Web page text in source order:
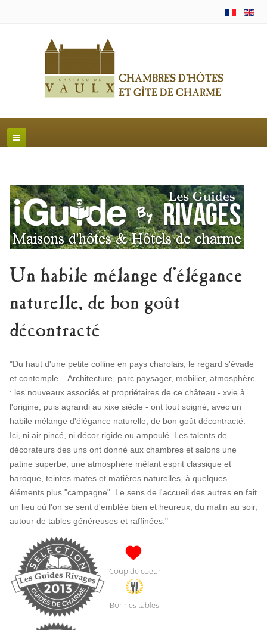
Un habile mélange d'élégance
naturelle, de bon goût
décontracté
"Du haut d'une petite colline en pays charolais, le regard s'évade
et contemple... Architecture, parc paysager, mobilier, atmosphère
: les nouveaux associés et propriétaires de ce château - xvie à
l'origine, puis agrandi au xixe siècle - ont tout soigné, avec un
habile mélange d'élégance naturelle, de bon goût décontracté.
Ici, ni air pincé, ni décor rigide ou ampoulé. Les talents de
décorateurs des uns ont donné aux chambres et salons une
patine superbe, une atmosphère mêlant esprit classique et
baroque, teintes mates et matières naturelles, à quelques
éléments plus "campagne". Le sens de l'accueil des autres en fait
un lieu où l'on se sent d'emblée bien et heureux, du matin au soir,
autour de tables généreuses et raffinées."